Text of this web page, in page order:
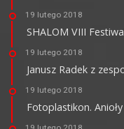
19 lutego 2018
SHALOM VIII
19 lutego 2018
Janusz Radek z
19 lutego 2018
Fotoplastikon.